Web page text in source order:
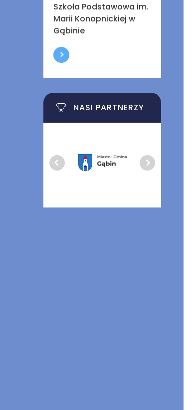
Szkoła Podstawowa im.
Marii Konopnickiej w
Gąbinie
NASI PARTNERZY